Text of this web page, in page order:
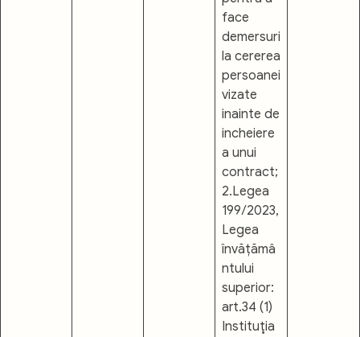
face
demersuri
la cererea
persoanei
vizate
inainte de
incheiere
a unui
contract;
2.Legea
199/2023,
Legea
învățămâ
ntului
superior:
art.34 (1)
Instituţia